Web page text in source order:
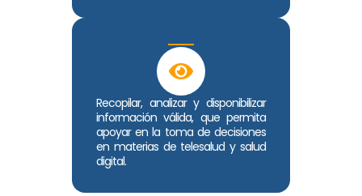
Recopilar, analizar y disponibilizar
información válida, que permita
apoyar en la toma de decisiones
en materias de telesalud y salud
digital.